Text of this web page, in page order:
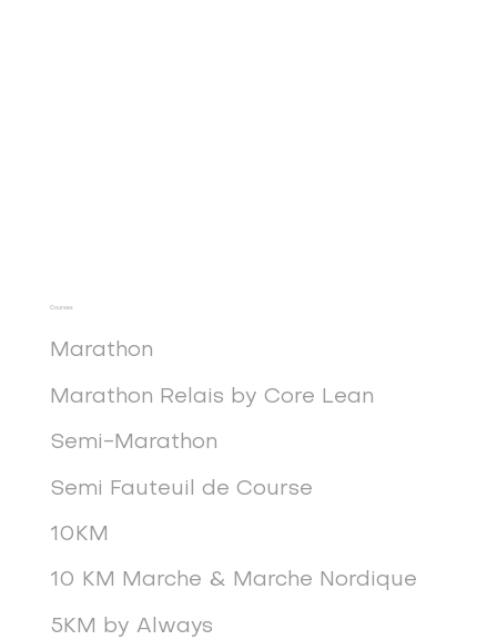
Courses
Marathon
Marathon Relais by Core Lean
Semi-Marathon
Semi Fauteuil de Course
10KM
10 KM Marche & Marche Nordique
5KM by Always